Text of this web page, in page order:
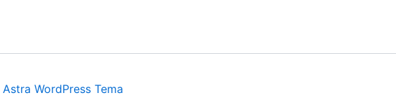
Astra WordPress Tema